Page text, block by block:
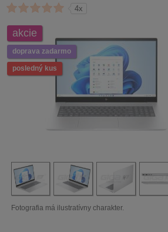
4x
akcie
doprava zadarmo
posledný kus
Fotografia má ilustratívny charakter.